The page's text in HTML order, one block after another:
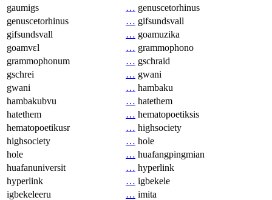
gaumigs
… genuscetorhinus
genuscetorhinus
… gifsundsvall
gifsundsvall
… goamuzika
goamvɛl
… grammophono
grammophonum
… gschraid
gschrei
… gwani
gwani
… hambaku
hambakubvu
… hatethem
hatethem
… hematopoetiksis
hematopoetikusr
… highsociety
highsociety
… hole
hole
… huafangpingmian
huafanuniversit
… hyperlink
hyperlink
… igbekele
igbekeleeru
… imita